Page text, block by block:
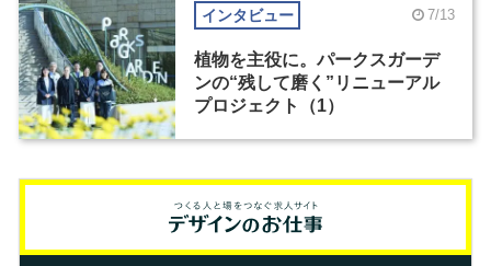
インタビュー 7/13
植物を主役に。パークスガーデ
ンの“残して磨く”リニューアル
プロジェクト（1）